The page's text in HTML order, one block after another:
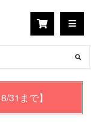
31まで】